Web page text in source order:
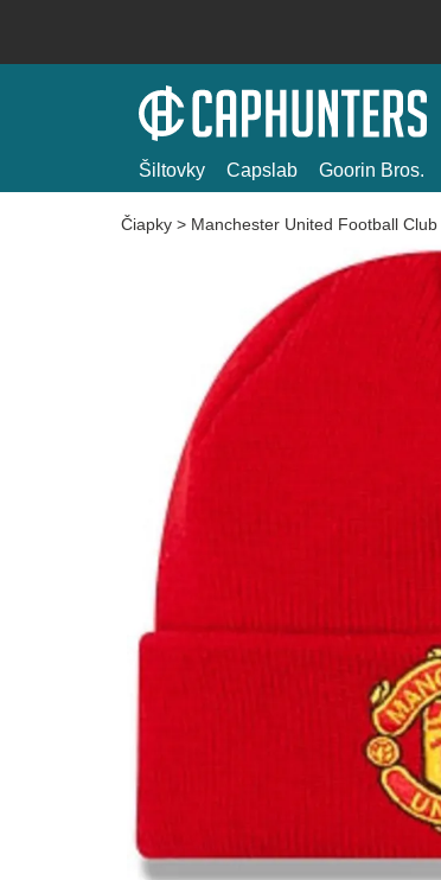
Šiltovky Capslab Goorin Bros.
Čiapky > Manchester United Football Club